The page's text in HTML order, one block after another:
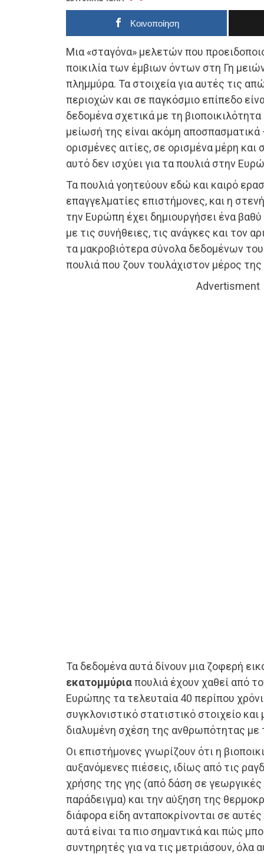
Κοινοποίηση
Μια «σταγόνα» μελετών που
ποικιλία των έμβιων όντων στη Γη
πλημμύρα. Τα στοιχεία για αυτές τις
περιοχών και σε παγκόσμιο επίπεδο
δεδομένα σχετικά με τη βιοποικιλότητα
μείωσή της είναι ακόμη αποσπασματικά
ορισμένες αιτίες, σε ορισμένα μέρη
αυτό δεν ισχύει για τα πουλιά στην
Τα πουλιά γοητεύουν εδώ και καιρό
επαγγελματίες επιστήμονες, και η
την Ευρώπη έχει δημιουργήσει ένα
με τις συνήθειες, τις ανάγκες και τον
τα μακροβιότερα σύνολα δεδομένων
πουλιά που ζουν τουλάχιστον μέρος
Advertisment
Τα δεδομένα αυτά δίνουν μια ζοφερή
εκατομμύριαπουλιά έχουν χαθεί από
Ευρώπης τα τελευταία 40 περίπου
συγκλονιστικό στατιστικό στοιχείο και
διαλυμένη σχέση της ανθρωπότητας με
Οι επιστήμονες γνωρίζουν ότι η
αυξανόμενες πιέσεις, ιδίως από τις
χρήσης της γης (από δάση σε γεωργικές
παράδειγμα) και την αύξηση της
διάφορα είδη ανταποκρίνονται σε αυτές
αυτά είναι τα πιο σημαντικά και πώς
συντηρητές για να τις μετριάσουν, όλα